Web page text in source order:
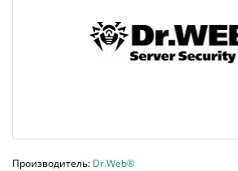
Производитель: Dr.Web®